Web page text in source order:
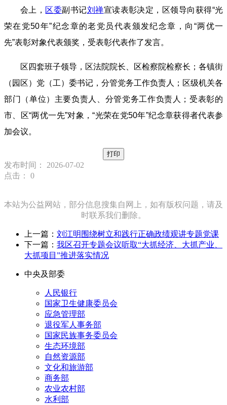
会上， 区委副书记刘禅宣读表彰决定，区领导向获得“光
荣在党50年”纪念章的老党员代表颁发纪念章，向“两优一
先”表彰对象代表颁奖，受表彰代表作了发言。
区四套班子领导，区法院院长、区检察院检察长；各镇街
（园区）党（工）委书记，分管党务工作负责人；区级机关各
部门（单位）主要负责人、分管党务工作负责人；受表彰的
市、区“两优一先”对象，“光荣在党50年”纪念章获得者代表参
加会议。
打印
发布时间： 2026-07-02
点击： 0
本站为公益网站，部分信息搜集自网上，如有版权问题，请及
时联系我们删除。
上一篇： 刘江明围绕树立和践行正确政绩观讲专题党课
下一篇： 我区召开专题会议听取“大抓经济、大抓产业、
大抓项目”推进落实情况
中央及部委
人民银行
国家卫生健康委员会
应急管理部
退役军人事务部
国家民族事务委员会
生态环境部
自然资源部
文化和旅游部
商务部
农业农村部
水利部